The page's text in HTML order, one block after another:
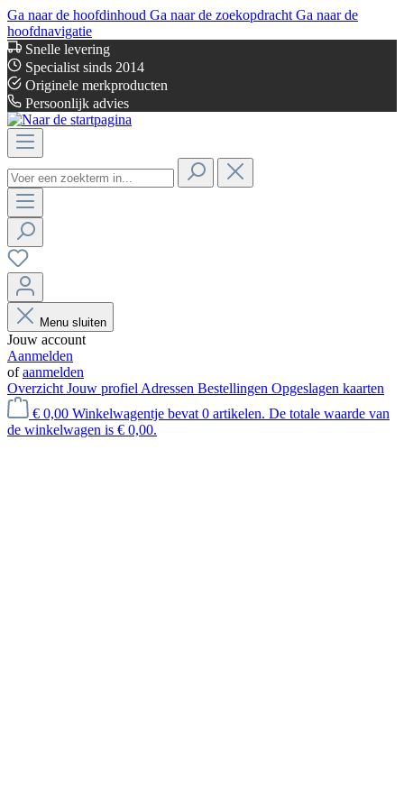
Ga naar de hoofdinhoud Ga naar de zoekopdracht Ga naar de
hoofdnavigatie
Snelle levering
Specialist sinds 2014
Originele merkproducten
Persoonlijk advies
Menu sluiten
Jouw account
Aanmelden
ofaanmelden
Overzicht Jouw profiel Adressen Bestellingen Opgeslagen kaarten
€ 0,00 Winkelwagentje bevat 0 artikelen. De totale waarde van
de winkelwagen is € 0,00.